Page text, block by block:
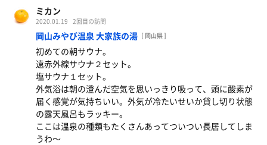
ミカン
2020.01.19 2回目の訪問
岡山みやび温泉 大家族の湯 [ 岡山県 ]
初めての朝サウナ。
遠赤外線サウナ２セット。
塩サウナ１セット。
外気浴は朝の澄んだ空気を思いっきり吸って、頭に酸素が
届く感覚が気持ちいい。外気が冷たいせいか貸し切り状態
の露天風呂もラッキー。
ここは温泉の種類もたくさんあってついつい長居してしま
うわ〜